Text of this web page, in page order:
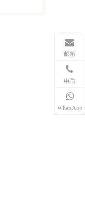
邮箱
电话
WhatsApp